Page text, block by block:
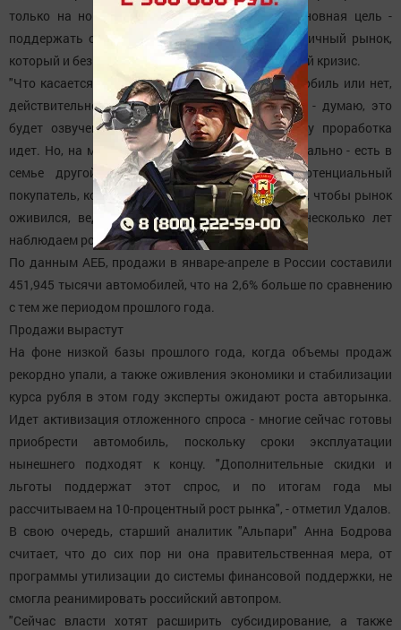
только на новые автомобили, поскольку ее основная цель -
поддержать отечественный автопром, а не вторичный рынок,
который и без того чувствует себя неплохо в любой кризис.
"Что касается проверки того, первый это автомобиль или нет,
действительно ли он приобретается для семьи - думаю, это
будет озвучено в ближайшее время, поскольку проработка
идет. Но, на мой взгляд, это не так уж принципиально - есть в
семье другой автомобиль, водит ли его потенциальный
покупатель, кого он будет на нем возить. Главное, чтобы рынок
оживился, ведь в этом году мы впервые за несколько лет
наблюдаем рост продаж", - добавил он.
По данным АЕБ, продажи в январе-апреле в России составили
451,945 тысячи автомобилей, что на 2,6% больше по сравнению
с тем же периодом прошлого года.
Продажи вырастут
На фоне низкой базы прошлого года, когда объемы продаж
рекордно упали, а также оживления экономики и стабилизации
курса рубля в этом году эксперты ожидают роста авторынка.
Идет активизация отложенного спроса - многие сейчас готовы
приобрести автомобиль, поскольку сроки эксплуатации
нынешнего подходят к концу. "Дополнительные скидки и
льготы поддержат этот спрос, и по итогам года мы
рассчитываем на 10-процентный рост рынка", - отметил Удалов.
В свою очередь, старший аналитик "Альпари" Анна Бодрова
считает, что до сих пор ни она правительственная мера, от
программы утилизации до системы финансовой поддержки, не
смогла реанимировать российский автопром.
"Сейчас власти хотят расширить субсидирование, а также